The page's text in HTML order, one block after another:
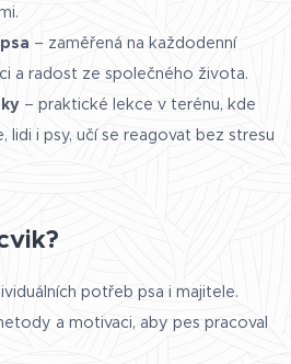
– zaměřená na každodenní
a radost ze společného života.
– praktické lekce v terénu, kde
lidi i psy, učí se reagovat bez stresu
potřeb psa i majitele.
a motivaci, aby pes pracoval